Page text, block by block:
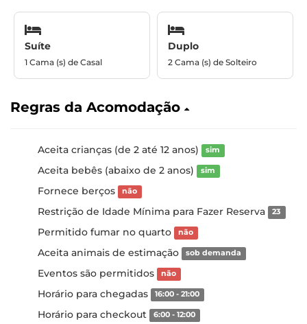
Suíte
1 Cama (s) de Casal
Duplo
2 Cama (s) de Solteiro
Regras da Acomodação
Aceita crianças (de 2 até 12 anos) sim
Aceita bebês (abaixo de 2 anos) sim
Fornece berços não
Restrição de Idade Mínima para Fazer Reserva 23
Permitido fumar no quarto não
Aceita animais de estimação sob demanda
Eventos são permitidos não
Horário para chegadas 16:00 - 21:00
Horário para checkout 6:00 - 12:00